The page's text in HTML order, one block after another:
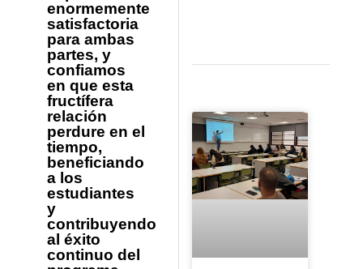
enormemente
satisfactoria
para ambas
partes, y
confiamos
en que esta
fructífera
relación
perdure en el
tiempo,
beneficiando
a los
estudiantes
y
contribuyendo
al éxito
continuo del